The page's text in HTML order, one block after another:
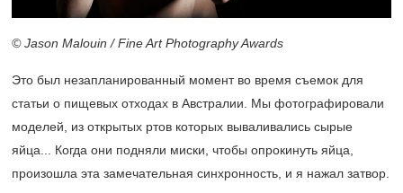
© Jason Malouin / Fine Art Photography Awards
Это был незапланированный момент во время съемок для
статьи о пищевых отходах в Австралии. Мы фотографировали
моделей, из открытых ртов которых вываливались сырые
яйца... Когда они подняли миски, чтобы опрокинуть яйца,
произошла эта замечательная синхронность, и я нажал затвор.